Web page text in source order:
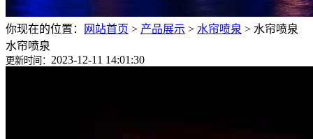
你现在的位置： 网站首页 > 产品展示 > 水帘喷泉 > 水帘喷泉
水帘喷泉
更新时间： 2023-12-11 14:01:30